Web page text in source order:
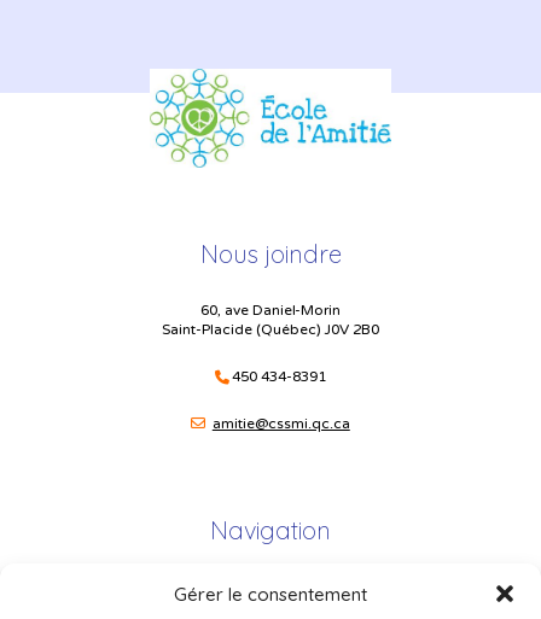
Gérer le consentement
Nous joindre
60, ave Daniel-Morin
Saint-Placide (Québec) J0V 2B0
450 434-8391
amitie@cssmi.qc.ca
Navigation
Plan du site